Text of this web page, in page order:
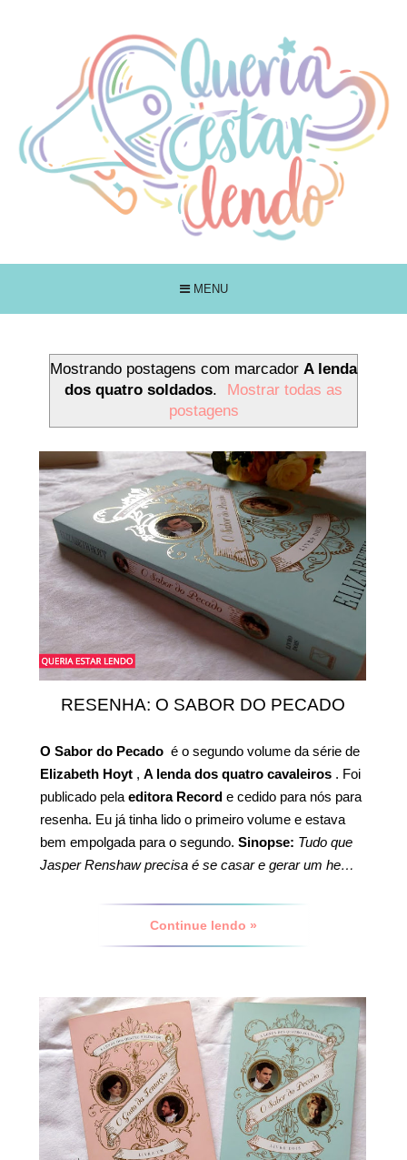
MENU
Mostrando postagens com marcador A lenda
dos quatro soldados.
Mostrar todas as
postagens
RESENHA: O SABOR DO PECADO
O Sabor do Pecado é o segundo volume da série de
Elizabeth Hoyt , A lenda dos quatro cavaleiros . Foi
publicado pela editora Record e cedido para nós para
resenha. Eu já tinha lido o primeiro volume e estava
bem empolgada para o segundo. Sinopse: Tudo que
Jasper Renshaw precisa é se casar e gerar um he…
Continue lendo »